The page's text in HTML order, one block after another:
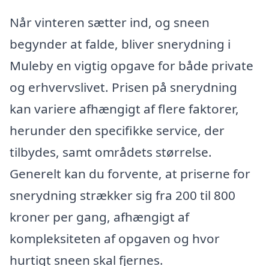
Når vinteren sætter ind, og sneen
begynder at falde, bliver snerydning i
Muleby en vigtig opgave for både private
og erhvervslivet. Prisen på snerydning
kan variere afhængigt af flere faktorer,
herunder den specifikke service, der
tilbydes, samt områdets størrelse.
Generelt kan du forvente, at priserne for
snerydning strækker sig fra 200 til 800
kroner per gang, afhængigt af
kompleksiteten af opgaven og hvor
hurtigt sneen skal fjernes.